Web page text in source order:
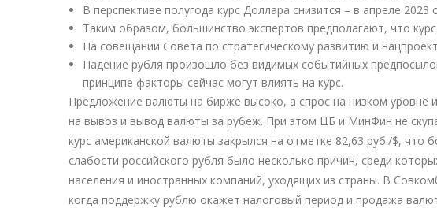
В перспективе полугода курс Доллара снизится – в апреле 2023
Таким образом, большинство экспертов предполагают, что
На совещании Совета по стратегическому развитию и
Падение рубля произошло без видимых событийных
принципе факторы сейчас могут влиять на курс.
Предложение валюты на бирже высоко, а спрос на низком уровне
на вывоз и вывод валюты за рубеж. При этом ЦБ и МинФин не
курс американской валюты закрылся на отметке 82,63 руб./$, что
слабости российского рубля было несколько причин, среди
населения и иностранных компаний, уходящих из страны. В
когда поддержку рублю окажет налоговый период и продажа